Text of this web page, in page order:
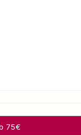
75€